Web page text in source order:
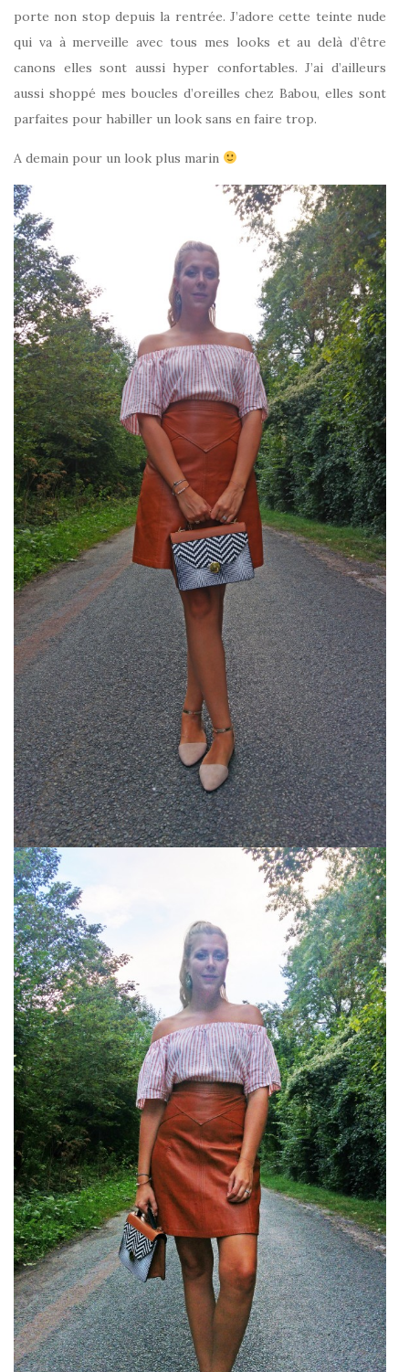
porte non stop depuis la rentrée. J’adore cette teinte nude
qui va à merveille avec tous mes looks et au delà d’être
canons elles sont aussi hyper confortables. J’ai d’ailleurs
aussi shoppé mes boucles d’oreilles chez Babou, elles sont
parfaites pour habiller un look sans en faire trop.
A demain pour un look plus marin